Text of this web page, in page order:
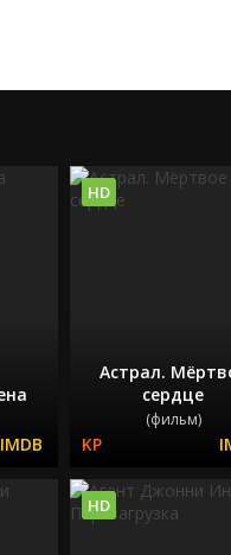
Астрал.
сердце
(фильм)
HD
HD